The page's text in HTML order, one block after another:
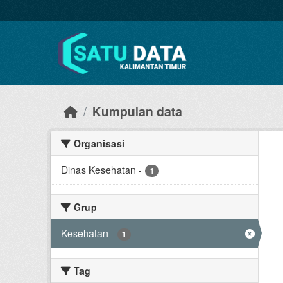
Kumpulan data
Organisasi
Dinas Kesehatan - 1
Grup
Kesehatan - 1
Tag